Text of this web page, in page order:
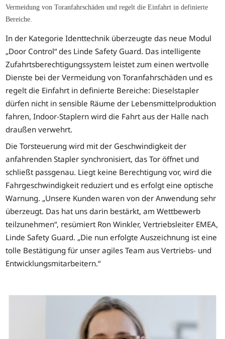
Vermeidung von Toranfahrschäden und regelt die Einfahrt in definierte
Bereiche.
In der Kategorie Identtechnik überzeugte das neue Modul
„Door Control“ des Linde Safety Guard. Das intelligente
Zufahrtsberechtigungssystem leistet zum einen wertvolle
Dienste bei der Vermeidung von Toranfahrschäden und es
regelt die Einfahrt in definierte Bereiche: Dieselstapler
dürfen nicht in sensible Räume der Lebensmittelproduktion
fahren, Indoor-Staplern wird die Fahrt aus der Halle nach
draußen verwehrt.
Die Torsteuerung wird mit der Geschwindigkeit der
anfahrenden Stapler synchronisiert, das Tor öffnet und
schließt passgenau. Liegt keine Berechtigung vor, wird die
Fahrgeschwindigkeit reduziert und es erfolgt eine optische
Warnung. „Unsere Kunden waren von der Anwendung sehr
überzeugt. Das hat uns darin bestärkt, am Wettbewerb
teilzunehmen“, resümiert Ron Winkler, Vertriebsleiter EMEA,
Linde Safety Guard. „Die nun erfolgte Auszeichnung ist eine
tolle Bestätigung für unser agiles Team aus Vertriebs- und
Entwicklungsmitarbeitern.“